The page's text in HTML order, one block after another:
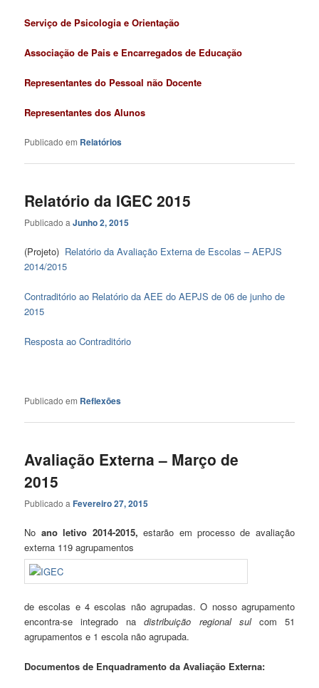
Serviço de Psicologia e Orientação
Associação de Pais e Encarregados de Educação
Representantes do Pessoal não Docente
Representantes dos Alunos
Publicado em Relatórios
Relatório da IGEC 2015
Publicado aJunho 2, 2015
(Projeto) Relatório da Avaliação Externa de Escolas – AEPJS
2014/2015
Contraditório ao Relatório da AEE do AEPJS de 06 de junho de
2015
Resposta ao Contraditório
Publicado em Reflexões
Avaliação Externa – Março de
2015
Publicado aFevereiro 27, 2015
No ano letivo 2014-2015, estarão em processo de avaliação
externa 119 agrupamentos
de escolas e 4 escolas não agrupadas. O nosso agrupamento
encontra-se integrado nadistribuição regional sulcom 51
agrupamentos e 1 escola não agrupada.
Documentos de Enquadramento da Avaliação Externa: